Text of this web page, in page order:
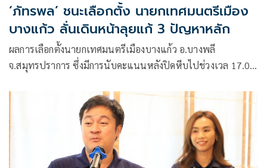
‘ภัทรพล’ ชนะเลือกตั้ง นายกเทศมนตรีเมือง
บางแก้ว ลั่นเดินหน้าลุยแก้ 3 ปัญหาหลัก
ผลการเลือกตั้งนายกเทศมนตรีเมืองบางแก้ว อ.บางพลี
จ.สมุทรปราการ ซึ่งมีการนับคะแนนหลังปิดหีบไปช่วงเวล 17.00